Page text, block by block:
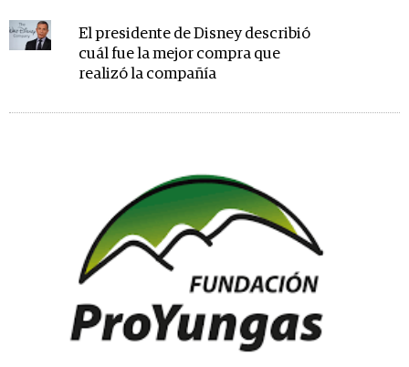
El presidente de Disney describió
cuál fue la mejor compra que
realizó la compañía